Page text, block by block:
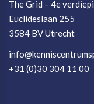
The Grid – 4e
Euclideslaan 255
3584 BV Utrecht
+31 (0)30 304 11 00